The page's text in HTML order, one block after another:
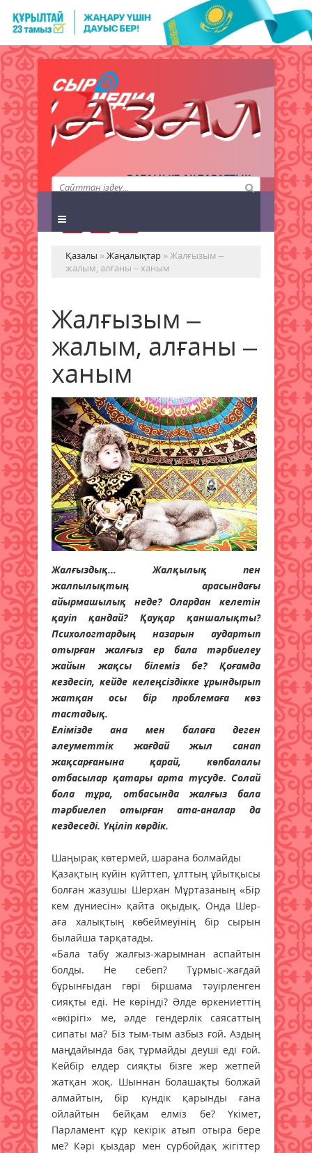
QAZALY.KZ АҚПАРАТТЫҚ
АГЕНТТІГІ
Қазалы »Жаңалықтар » Жалғызым –
жалым, алғаны – ханым
Жалғызым –
жалым, алғаны –
ханым
Жалғыздық... Жалқылық пен
жалпылықтың арасындағы
айырмашылық неде? Олардан келетін
қауіп қандай? Қауқар қаншалықты?
Психологтардың назарын аудартып
отырған жалғыз ер бала тәрбиелеу
жайын жақсы білеміз бе? Қоғамда
кездесіп, кейде келеңсіздікке ұрындырып
жатқан осы бір проблемаға көз
тастадық.
Елімізде ана мен балаға деген
әлеуметтік жағдай жыл санап
жақсарғанына қарай, көпбалалы
отбасылар қатары арта түсуде. Солай
бола тұра, отбасында жалғыз бала
тәрбиелеп отырған ата-аналар да
кездеседі. Үңіліп көрдік.
Шаңырақ көтермей, шарана болмайды
Қазақтың күйін күйттеп, ұлттың ұйытқысы
болған жазушы Шерхан Мұртазаның «Бір
кем дүниесін» қайта оқыдық. Онда Шер-
аға халықтың көбеймеуінің бір сырын
былайша тарқатады.
«Бала табу жалғыз-жарымнан аспайтын
болды. Не себеп? Тұрмыс-жағдай
бұрынғыдан гөрі біршама тәуірленген
сияқты еді. Не көрінді? Әлде өркениеттің
«өкірігі» ме, әлде гендерлік саясаттың
сипаты ма? Біз тым-тым азбыз ғой. Аздың
маңдайында бақ тұрмайды деуші еді ғой.
Кейбір елдер сияқты бізге жер жетпей
жатқан жоқ. Шыннан болашақты болжай
алмайтын, бір күндік қарынды ғана
ойлайтын бейқам елміз бе? Үкімет,
Парламент құр кекірік атып отыра бере
ме? Кәрі қыздар мен сүрбойдақ жігіттер